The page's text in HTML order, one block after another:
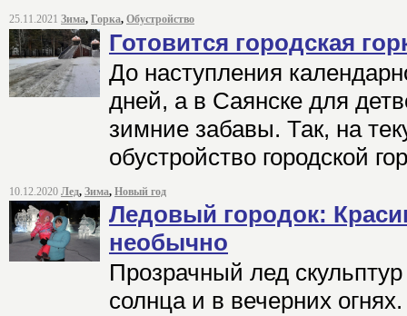
25.11.2021 Зима, Горка, Обустройство
Готовится городская
До наступления
дней, а в Саянске для
зимние забавы. Так, на
обустройство городской
10.12.2020 Лед, Зима, Новый год
Ледовый городок:
необычно
Прозрачный лед
солнца и в вечерних огнях.